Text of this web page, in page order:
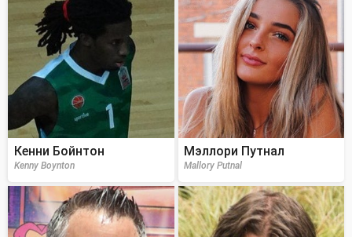
Кенни Бойнтон
Kenny Boynton
Мэллори Путнал
Mallory Putnal